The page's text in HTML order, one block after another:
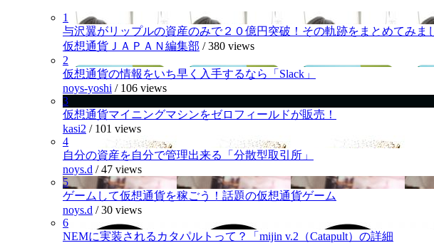
1
与沢翼がリップルの資産のみで２０億円突破！その軌跡をまとめてみま
仮想通貨ＪＡＰＡＮ編集部 /380 views
2
仮想通貨の情報をいち早く入手するなら「Slack」
noys-yoshi / 106 views
3
仮想通貨マイニングマシンをゼロフィールドが販売！
kasi2 / 101 views
4
自分の資産を自分で管理出来る「分散型取引所」
noys.d /47 views
5
ゲームして仮想通貨を稼ごう！話題の仮想通貨ゲーム
noys.d /30 views
6
NEMに実装されるカタパルトって？「mijin v.2（Catapult）の詳細